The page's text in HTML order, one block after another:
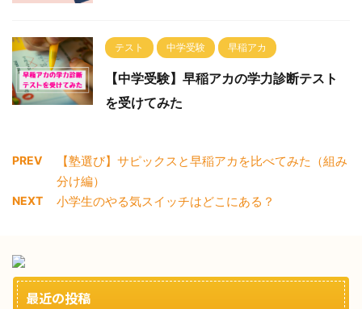
テスト 中学受験 早稲アカ
【中学受験】早稲アカの学力診断テスト
を受けてみた
PREV
【塾選び】サピックスと早稲アカを比べてみた（組み
分け編）
NEXT 小学生のやる気スイッチはどこにある？
最近の投稿